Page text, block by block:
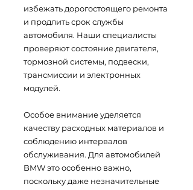
избежать дорогостоящего ремонта
и продлить срок службы
автомобиля. Наши специалисты
проверяют состояние двигателя,
тормозной системы, подвески,
трансмиссии и электронных
модулей.
Особое внимание уделяется
качеству расходных материалов и
соблюдению интервалов
обслуживания. Для автомобилей
BMW это особенно важно,
поскольку даже незначительные